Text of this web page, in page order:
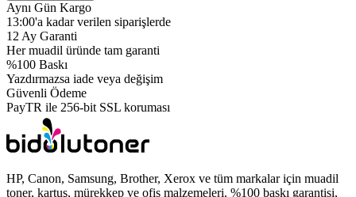
Aynı Gün Kargo
13:00'a kadar verilen siparişlerde
12 Ay Garanti
Her muadil üründe tam garanti
%100 Baskı
Yazdırmazsa iade veya değişim
Güvenli Ödeme
PayTR ile 256-bit SSL koruması
HP, Canon, Samsung, Brother, Xerox ve tüm markalar için muadil
toner, kartuş, mürekkep ve ofis malzemeleri. %100 baskı garantisi,